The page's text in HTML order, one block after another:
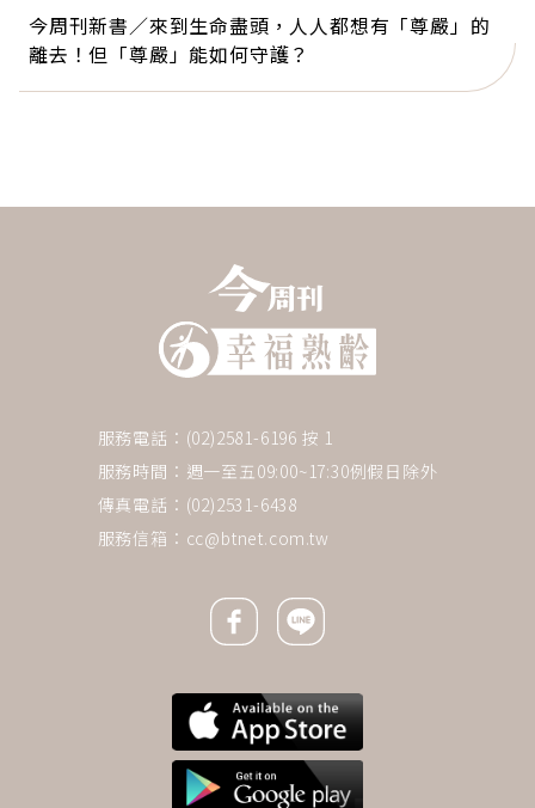
今周刊新書／來到生命盡頭，人人都想有「尊嚴」的
離去！但「尊嚴」能如何守護？
服務電話：(02)2581-6196 按 1
服務時間：週一至五09:00~17:30例假日除外
傳真電話：(02)2531-6438
服務信箱： cc@btnet.com.tw
Facebook icon
Line icon